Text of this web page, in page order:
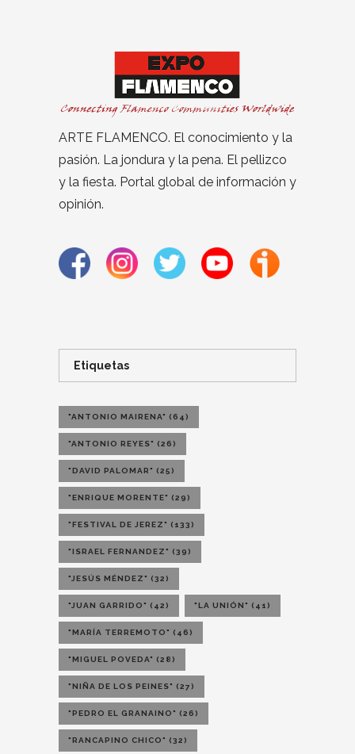
ARTE FLAMENCO. El conocimiento y la
pasión. La jondura y la pena. El pellizco
y la fiesta. Portal global de información y
opinión.
Etiquetas
"ANTONIO MAIRENA" (64)
"ANTONIO REYES" (26)
"DAVID PALOMAR" (25)
"ENRIQUE MORENTE" (29)
"FESTIVAL DE JEREZ" (133)
"ISRAEL FERNANDEZ" (39)
"JESÚS MÉNDEZ" (32)
"JUAN GARRIDO" (42) "LA UNIÓN" (41)
"MARÍA TERREMOTO" (46)
"MIGUEL POVEDA" (28)
"NIÑA DE LOS PEINES" (27)
"PEDRO EL GRANAINO" (26)
"RANCAPINO CHICO" (32)